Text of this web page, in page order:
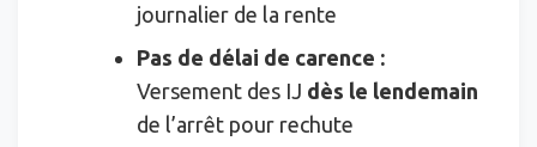
journalier de la rente
Pas de délai de carence :
Versement des IJ dès le lendemain
de l’arrêt pour rechute